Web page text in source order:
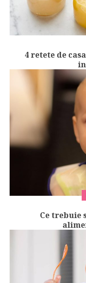
4 retete de
Ce trebuie